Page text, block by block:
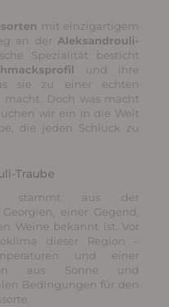
mit einzigartigem
an der Aleksandrouli-
Spezialität besticht
und ihre
sie zu einer echten
macht. Doch was macht
wir ein in die Welt
die jeden Schluck zu
Traube
stammt aus der
einer Gegend,
Weine bekannt ist. Vor
dieser Region –
und einer
aus Sonne und
Bedingungen für den